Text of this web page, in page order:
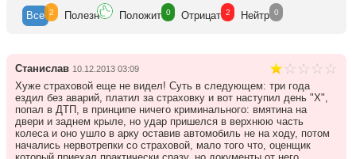
Все 2 Полезн Положит 0 Отрицат 2 Нейтр 0
Станислав 10.12.2013 03:09
Хуже страховой еще не видел! Суть в следующем: три года
ездил без аварий, платил за страховку и вот наступил день "Х",
попал в ДТП, в принципе ничего криминального: вмятина на
двери и заднем крыле, но удар пришелся в верхнюю часть
колеса и оно ушло в арку оставив автомобиль не на ходу, потом
начались нервотрепки со страховой, мало того что, оценщик